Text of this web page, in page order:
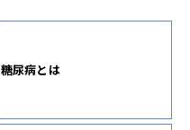
糖尿病とは